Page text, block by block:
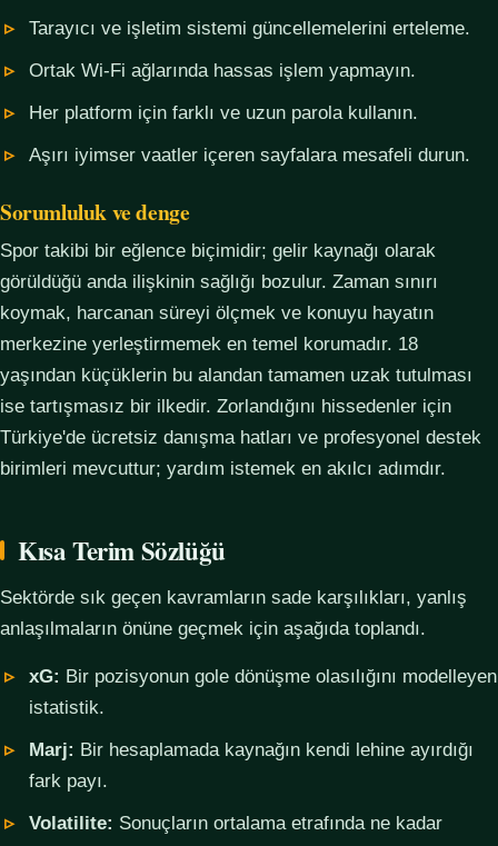
Tarayıcı ve işletim sistemi güncellemelerini erteleme.
Ortak Wi-Fi ağlarında hassas işlem yapmayın.
Her platform için farklı ve uzun parola kullanın.
Aşırı iyimser vaatler içeren sayfalara mesafeli durun.
Sorumluluk ve denge
Spor takibi bir eğlence biçimidir; gelir kaynağı olarak
görüldüğü anda ilişkinin sağlığı bozulur. Zaman sınırı
koymak, harcanan süreyi ölçmek ve konuyu hayatın
merkezine yerleştirmemek en temel korumadır. 18
yaşından küçüklerin bu alandan tamamen uzak tutulması
ise tartışmasız bir ilkedir. Zorlandığını hissedenler için
Türkiye'de ücretsiz danışma hatları ve profesyonel destek
birimleri mevcuttur; yardım istemek en akılcı adımdır.
Kısa Terim Sözlüğü
Sektörde sık geçen kavramların sade karşılıkları, yanlış
anlaşılmaların önüne geçmek için aşağıda toplandı.
xG: Bir pozisyonun gole dönüşme olasılığını modelleyen
istatistik.
Marj: Bir hesaplamada kaynağın kendi lehine ayırdığı
fark payı.
Volatilite: Sonuçların ortalama etrafında ne kadar